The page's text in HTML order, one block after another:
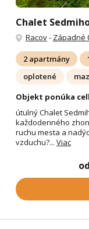
Chalet
Racov- Západné
2 apartmány
oplotené
Objekt ponúka
útulný Chalet
každodenného
ruchu mesta a
vzduchu?... Viac